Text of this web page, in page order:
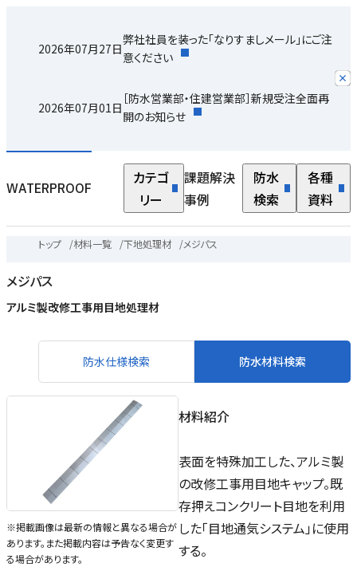
2026年07月27日
弊社社員を装った「なりすましメール」にご注
意ください
2026年07月01日
［防水営業部・住建営業部］新規受注全面再
開のお知らせ
WATERPROOF
カテゴ
リー
課題解決
事例
防水
検索
各種
資料
トップ /材料一覧 /下地処理材 /メジパス
メジパス
アルミ製改修工事用目地処理材
防水仕様検索 防水材料検索
※掲載画像は最新の情報と異なる場合が
あります。また掲載内容は予告なく変更す
る場合があります。
材料紹介
表面を特殊加工した、アルミ製
の改修工事用目地キャップ。既
存押えコンクリート目地を利用
した「目地通気システム」に使用
する。